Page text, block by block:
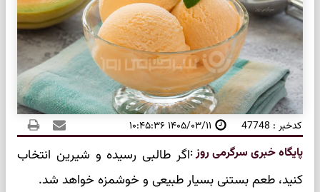
کدخبر : 47748 ۱۴۰۵/۰۳/۱۱ ۱۰:۴۵:۳۶
پایگاه خبری سرگرمی روز:اگر طالبی رسیده و شیرین انتخاب
کنید، طعم بستنی بسیار طبیعی و خوشمزه خواهد شد.